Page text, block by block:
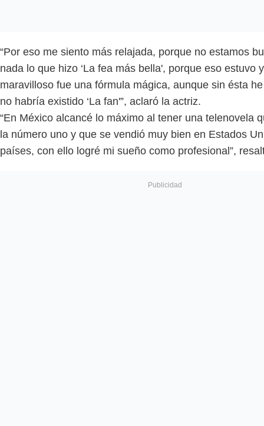
“Por eso me siento más relajada, porque no estamos
nada lo que hizo ‘La fea más bella', porque eso estuvo
maravilloso fue una fórmula mágica, aunque sin ésta
no habría existido ‘La fan'”, aclaró la actriz.
“En México alcancé lo máximo al tener una telenovela
la número uno y que se vendió muy bien en Estados
países, con ello logré mi sueño como profesional”,